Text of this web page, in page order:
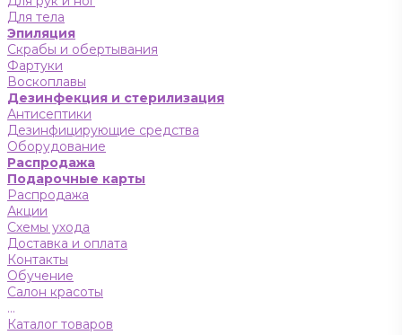
Для тела
Эпиляция
Скрабы и обертывания
Фартуки
Воскоплавы
Дезинфекция и стерилизация
Антисептики
Дезинфицирующие средства
Оборудование
Распродажа
Подарочные карты
Распродажа
Акции
Схемы ухода
Доставка и оплата
Контакты
Обучение
Салон красоты
...
Каталог товаров